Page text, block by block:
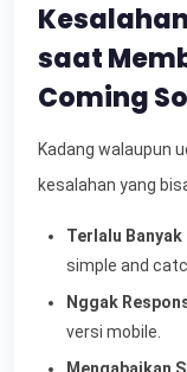
saat
Coming
Kadang walaupun
kesalahan yang
Terlalu Banyak
simple and
Nggak
versi mobile.
Mengabaikan